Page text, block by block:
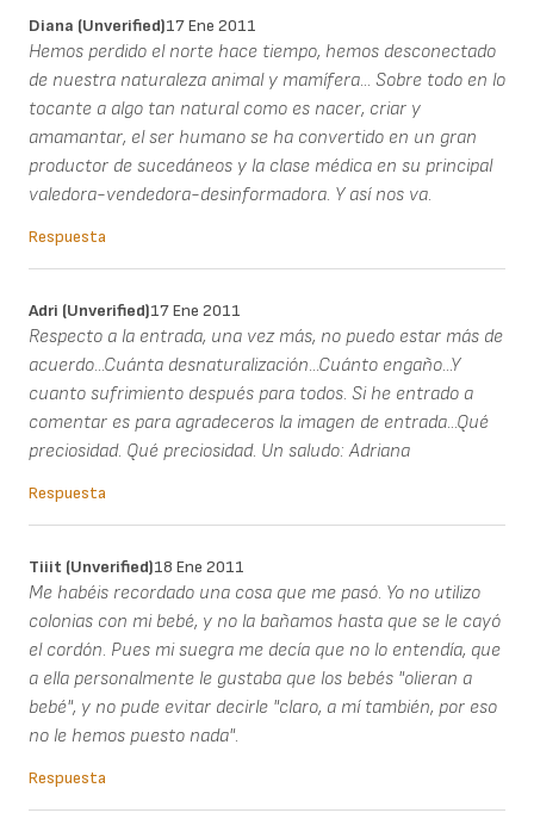
Diana (unverified)17 Ene 2011
Hemos perdido el norte hace tiempo, hemos desconectado
de nuestra naturaleza animal y mamífera... Sobre todo en lo
tocante a algo tan natural como es nacer, criar y
amamantar, el ser humano se ha convertido en un gran
productor de sucedáneos y la clase médica en su principal
valedora-vendedora-desinformadora. Y así nos va.
Respuesta
Adri (unverified)17 Ene 2011
Respecto a la entrada, una vez más, no puedo estar más de
acuerdo...Cuánta desnaturalización...Cuánto engaño...Y
cuanto sufrimiento después para todos. Si he entrado a
comentar es para agradeceros la imagen de entrada...Qué
preciosidad. Qué preciosidad. Un saludo: Adriana
Respuesta
Tiiit (unverified)18 Ene 2011
Me habéis recordado una cosa que me pasó. Yo no utilizo
colonias con mi bebé, y no la bañamos hasta que se le cayó
el cordón. Pues mi suegra me decía que no lo entendía, que
a ella personalmente le gustaba que los bebés "olieran a
bebé", y no pude evitar decirle "claro, a mí también, por eso
no le hemos puesto nada".
Respuesta